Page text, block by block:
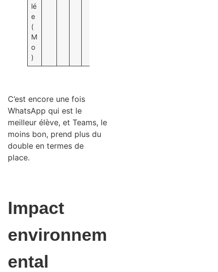
lé
e
(
M
o
)
C’est encore une fois
WhatsApp qui est le
meilleur élève, et Teams, le
moins bon, prend plus du
double en termes de
place.
Impact
environnem
ental